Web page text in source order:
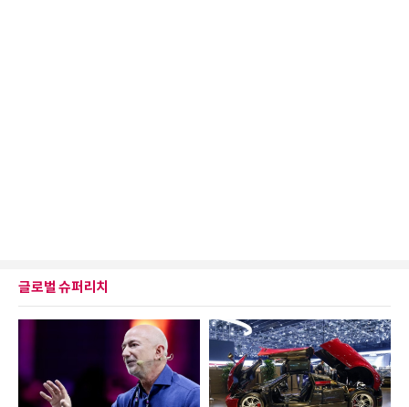
글로벌 슈퍼리치